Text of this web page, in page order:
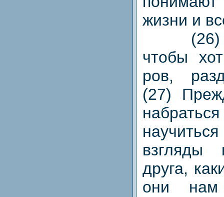
жизни и
(26)
чтобы
ров,
(27)
друга,
они нам